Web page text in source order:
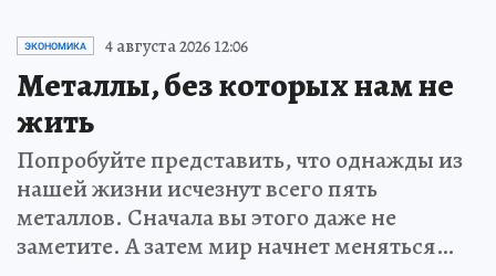
ЭКОНОМИКА 4 августа 2026 12:06
Металлы, без которых нам не
жить
Попробуйте представить, что однажды из
нашей жизни исчезнут всего пять
металлов. Сначала вы этого даже не
заметите. А затем мир начнет меняться…